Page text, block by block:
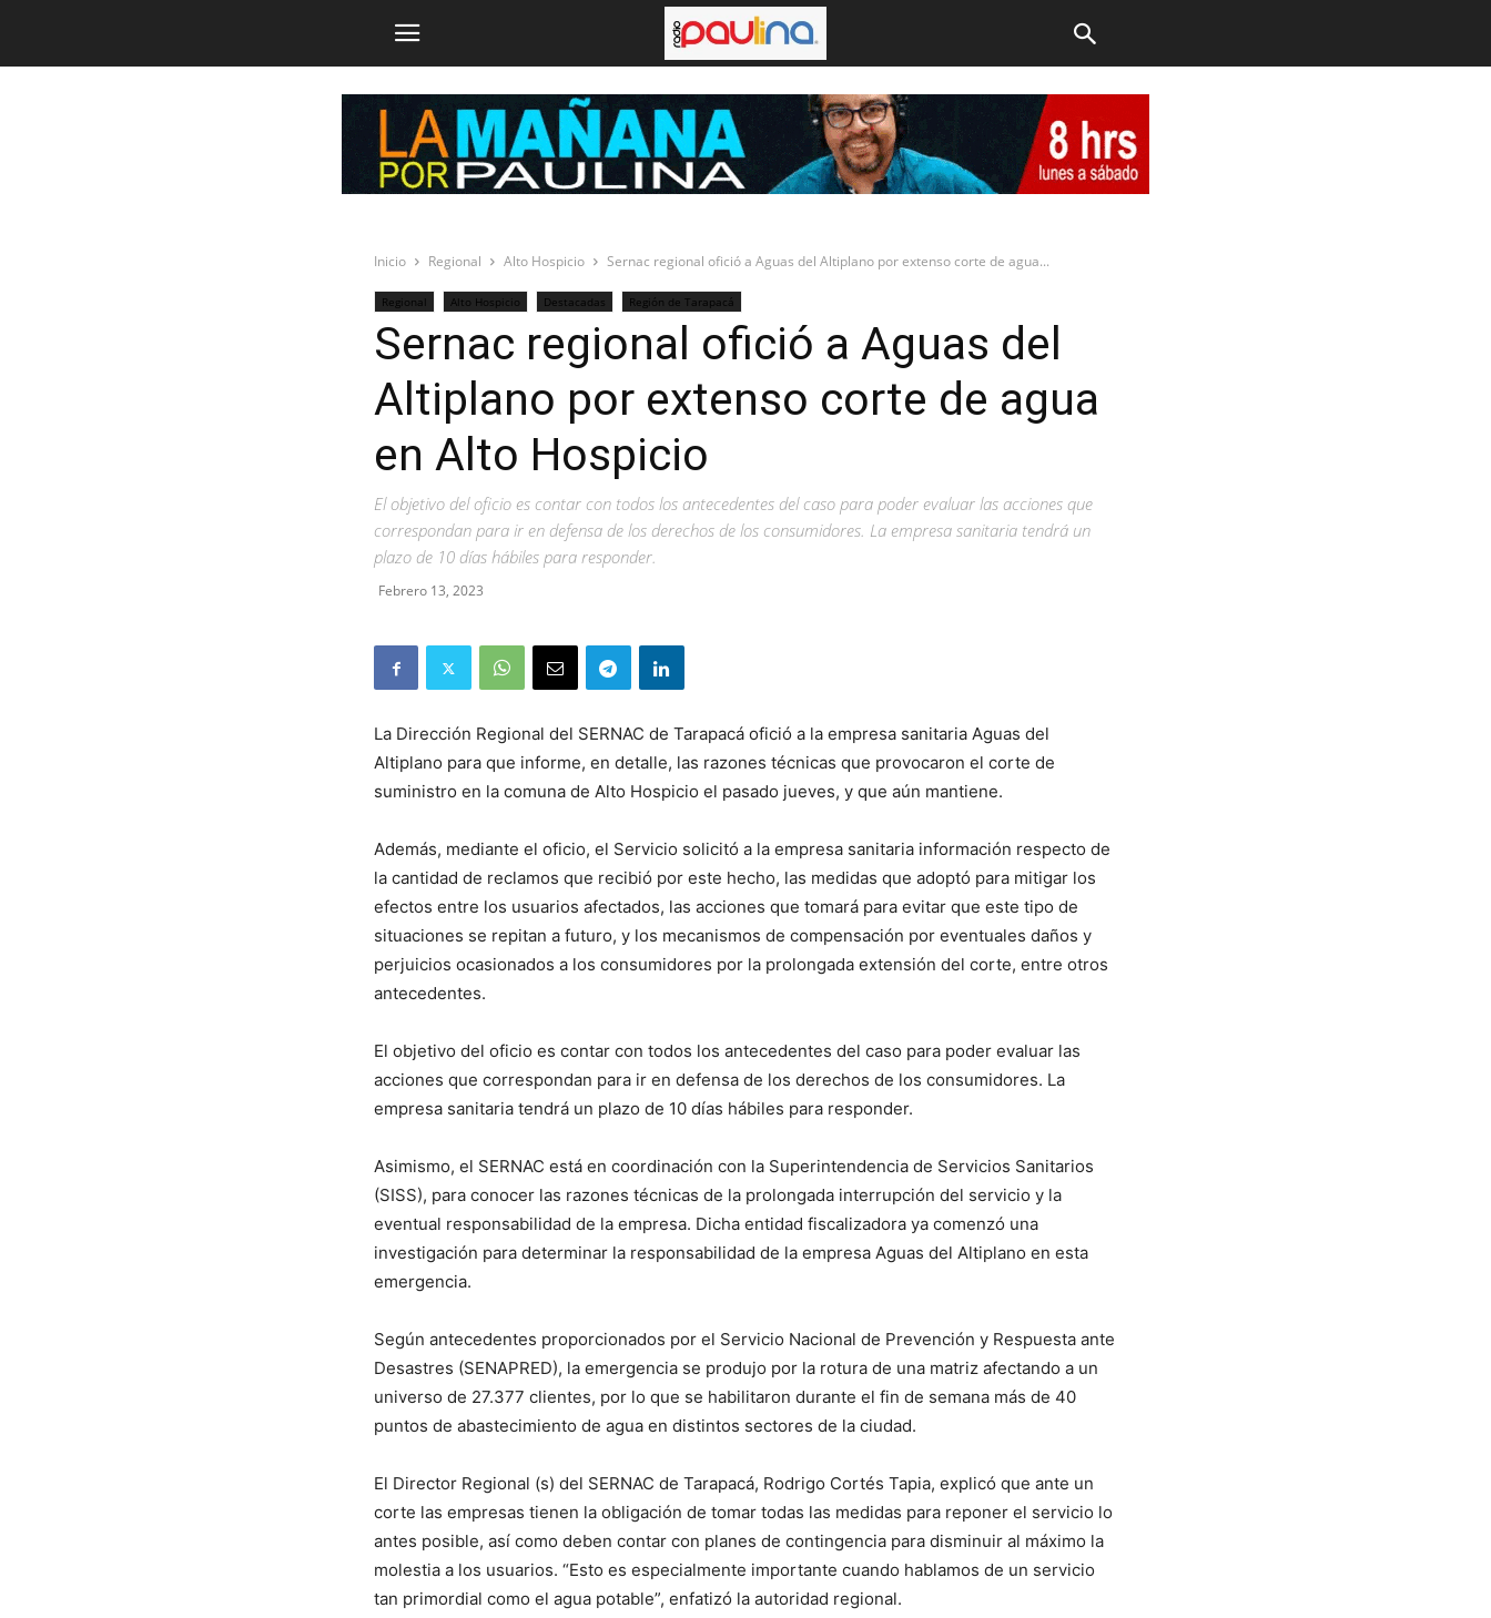
Inicio Regional Alto Hospicio Sernac regional ofició a Aguas del Altiplano por extenso corte de agua...
Regional Alto Hospicio Destacadas Región de Tarapacá
Sernac regional ofició a Aguas del
Altiplano por extenso corte de agua
en Alto Hospicio
El objetivo del oficio es contar con todos los antecedentes del caso para poder evaluar las acciones que
correspondan para ir en defensa de los derechos de los consumidores. La empresa sanitaria tendrá un
plazo de 10 días hábiles para responder.
Febrero 13, 2023
La Dirección Regional del SERNAC de Tarapacá ofició a la empresa sanitaria Aguas del
Altiplano para que informe, en detalle, las razones técnicas que provocaron el corte de
suministro en la comuna de Alto Hospicio el pasado jueves, y que aún mantiene.
Además, mediante el oficio, el Servicio solicitó a la empresa sanitaria información respecto de
la cantidad de reclamos que recibió por este hecho, las medidas que adoptó para mitigar los
efectos entre los usuarios afectados, las acciones que tomará para evitar que este tipo de
situaciones se repitan a futuro, y los mecanismos de compensación por eventuales daños y
perjuicios ocasionados a los consumidores por la prolongada extensión del corte, entre otros
antecedentes.
El objetivo del oficio es contar con todos los antecedentes del caso para poder evaluar las
acciones que correspondan para ir en defensa de los derechos de los consumidores. La
empresa sanitaria tendrá un plazo de 10 días hábiles para responder.
Asimismo, el SERNAC está en coordinación con la Superintendencia de Servicios Sanitarios
(SISS), para conocer las razones técnicas de la prolongada interrupción del servicio y la
eventual responsabilidad de la empresa. Dicha entidad fiscalizadora ya comenzó una
investigación para determinar la responsabilidad de la empresa Aguas del Altiplano en esta
emergencia.
Según antecedentes proporcionados por el Servicio Nacional de Prevención y Respuesta ante
Desastres (SENAPRED), la emergencia se produjo por la rotura de una matriz afectando a un
universo de 27.377 clientes, por lo que se habilitaron durante el fin de semana más de 40
puntos de abastecimiento de agua en distintos sectores de la ciudad.
El Director Regional (s) del SERNAC de Tarapacá, Rodrigo Cortés Tapia, explicó que ante un
corte las empresas tienen la obligación de tomar todas las medidas para reponer el servicio lo
antes posible, así como deben contar con planes de contingencia para disminuir al máximo la
molestia a los usuarios. “Esto es especialmente importante cuando hablamos de un servicio
tan primordial como el agua potable”, enfatizó la autoridad regional.